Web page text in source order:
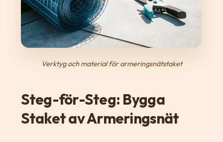
Verktyg och material för armeringsnätstaket
Steg-för-Steg: Bygga
Staket av Armeringsnät